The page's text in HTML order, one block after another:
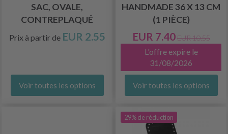
SAC, OVALE,
CONTREPLAQUÉ
Prix à partir de EUR 2.55
Voir toutes les options
HANDMADE 36 X 13 CM
(1 PIÈCE)
EUR 7.40 EUR 10.55
L'offre expire le
31/08/2026
Voir toutes les options
29% de réduction